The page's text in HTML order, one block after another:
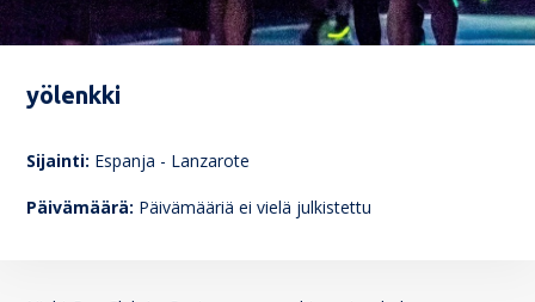
yölenkki
Sijainti: Espanja - Lanzarote
Päivämäärä: Päivämääriä ei vielä julkistettu